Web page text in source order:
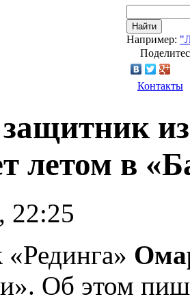
Найти
Например:
Контакты
летом в
22:25
Об этом